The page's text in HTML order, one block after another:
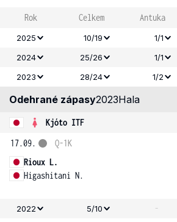
Rok Celkem Antuka
2025 10/19 1/1
2024
25/26 1/1
2023
28/24 1/2
Odehrané zápasy2023Hala
Kjóto ITF
17.09.
Rioux L.
Higashitani N.
Q-1K
2022 5/10 -